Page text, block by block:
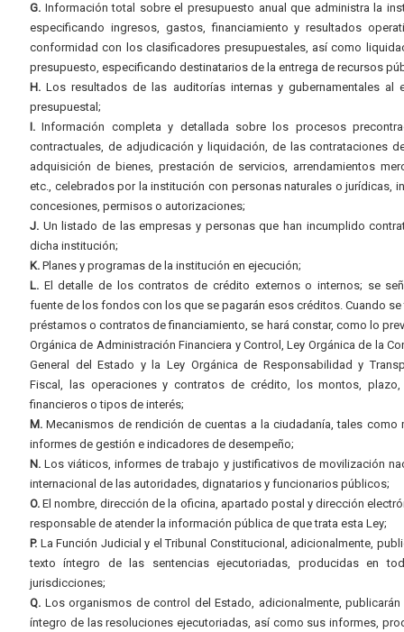
G. Información total sobre el presupuesto anual que administra la
especificando ingresos, gastos, financiamiento y resultados
conformidad con los clasificadores presupuestales, así como
presupuesto, especificando destinatarios de la entrega de recursos
H. Los resultados de las auditorías internas y gubernamentales al
presupuestal;
I. Información completa y detallada sobre los procesos
contractuales, de adjudicación y liquidación, de las contrataciones
adquisición de bienes, prestación de servicios, arrendamientos
etc., celebrados por la institución con personas naturales o jurídicas,
concesiones, permisos o autorizaciones;
J. Un listado de las empresas y personas que han incumplido
dicha institución;
K. Planes y programas de la institución en ejecución;
L. El detalle de los contratos de crédito externos o internos; se
fuente de los fondos con los que se pagarán esos créditos. Cuando se
préstamos o contratos de financiamiento, se hará constar, como lo
Orgánica de Administración Financiera y Control, Ley Orgánica de la
General del Estado y la Ley Orgánica de Responsabilidad y
Fiscal, las operaciones y contratos de crédito, los montos,
financieros o tipos de interés;
M. Mecanismos de rendición de cuentas a la ciudadanía, tales como
informes de gestión e indicadores de desempeño;
N. Los viáticos, informes de trabajo y justificativos de movilización
internacional de las autoridades, dignatarios y funcionarios públicos;
O. El nombre, dirección de la oficina, apartado postal y dirección
responsable de atender la información pública de que trata esta Ley;
P. La Función Judicial y el Tribunal Constitucional, adicionalmente,
texto íntegro de las sentencias ejecutoriadas, producidas en
jurisdicciones;
Q. Los organismos de control del Estado, adicionalmente, publicarán
íntegro de las resoluciones ejecutoriadas, así como sus informes,